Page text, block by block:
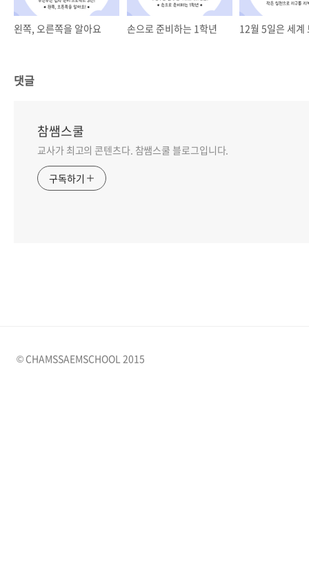
왼쪽, 오른쪽을 알아요 손으로 준비하는 1학년
댓글
참쌤스쿨
교사가 최고의 콘텐츠다. 참쌤스쿨 블로그입니다.
구독하기
© CHAMSSAEMSCHOOL 2015